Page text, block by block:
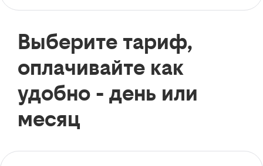
Выберите тариф,
оплачивайте как
удобно - день или
месяц